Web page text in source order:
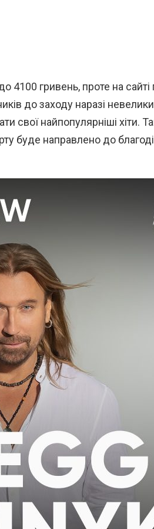
4100 гривень, проте на
до заходу наразі
свої найпопулярніші хіти.
буде направлено до